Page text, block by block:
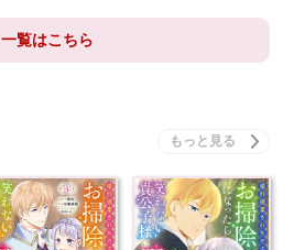
一覧はこちら